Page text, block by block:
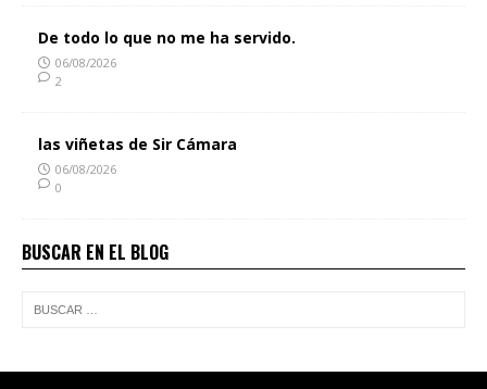
De todo lo que no me ha servido.
06/08/2026
2
las viñetas de Sir Cámara
06/08/2026
0
BUSCAR EN EL BLOG